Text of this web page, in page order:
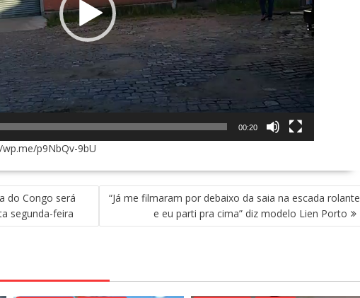
00:20
p9NbQv-9bU
do Congo será
segunda-feira
“Já me filmaram por debaixo da saia na escada rolante
e eu parti pra cima” diz modelo Lien Porto